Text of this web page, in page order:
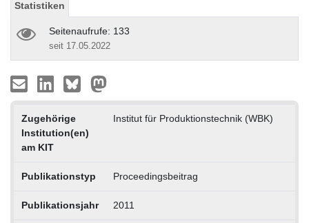
Statistiken
Seitenaufrufe: 133
seit 17.05.2022
Zugehörige
Institution(en)
am KIT
Institut für Produktionstechnik (WBK)
Publikationstyp Proceedingsbeitrag
Publikationsjahr 2011